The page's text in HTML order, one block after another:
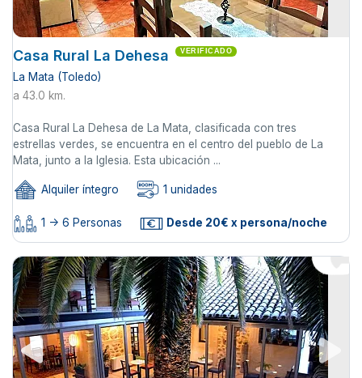
Casa Rural La Dehesa VERIFICADO
La Mata (Toledo)
a 43.0 km.
Casa Rural La Dehesa de La Mata, clasificada con tres
estrellas verdes, se encuentra en el centro del pueblo de La
Mata, junto a la Iglesia. Esta ubicación ...
Alquiler íntegro 1 unidades
1 -> 6 Personas Desde 20€ x persona/noche